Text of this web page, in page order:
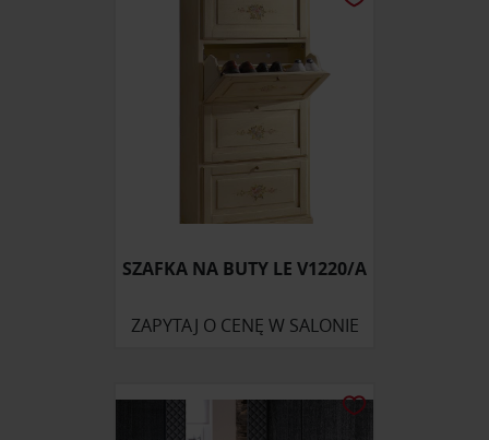
SZAFKA NA BUTY LE V1220/A
ZAPYTAJ O CENĘ W SALONIE